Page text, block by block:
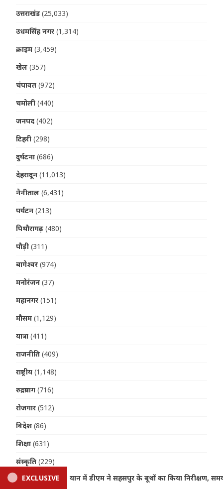
उत्तराखंड (25,033)
उधमसिंह नगर (1,314)
क्राइम (3,459)
खेल (357)
चंपावत (972)
चमोली (440)
जनपद (402)
टिहरी (298)
दुर्घटना (686)
देहरादून (11,013)
नैनीताल (6,431)
पर्यटन (213)
पिथौरागढ़ (480)
पौड़ी (311)
बागेश्वर (974)
मनोरंजन (37)
महानगर (151)
मौसम (1,129)
यात्रा (411)
राजनीति (409)
राष्ट्रीय (1,148)
रुद्रप्रयाग (716)
रोजगार (512)
विदेश (86)
शिक्षा (631)
संस्कृति (229)
स्वास्थ्य(1,367)
EXCLUSIVE
समयबद्ध निस्तारण के निर्देश Dehradun News: